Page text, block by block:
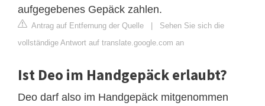
aufgegebenes Gepäck zahlen.
Antrag auf Entfernung der Quelle | Sehen Sie sich die
vollständige Antwort auf translate.google.com an
Ist Deo im Handgepäck erlaubt?
Deo darf also im Handgepäck mitgenommen